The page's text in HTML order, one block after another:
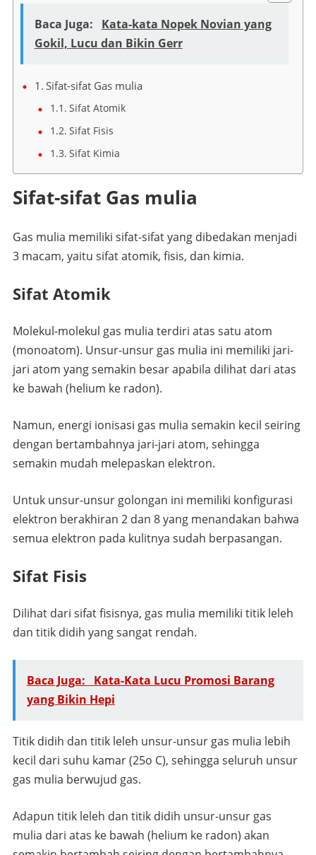
Baca Juga:
Kata-kata Nopek Novian yang
Gokil, Lucu dan Bikin Gerr
Sifat-sifat Gas mulia
Sifat Atomik
Sifat Fisis
Sifat Kimia
Sifat-sifat Gas mulia
Gas mulia memiliki sifat-sifat yang dibedakan menjadi
3 macam, yaitu sifat atomik, fisis, dan kimia.
Sifat Atomik
Molekul-molekul gas mulia terdiri atas satu atom
(monoatom). Unsur-unsur gas mulia ini memiliki jari-
jari atom yang semakin besar apabila dilihat dari atas
ke bawah (helium ke radon).
Namun, energi ionisasi gas mulia semakin kecil seiring
dengan bertambahnya jari-jari atom, sehingga
semakin mudah melepaskan elektron.
Untuk unsur-unsur golongan ini memiliki konfigurasi
elektron berakhiran 2 dan 8 yang menandakan bahwa
semua elektron pada kulitnya sudah berpasangan.
Sifat Fisis
Dilihat dari sifat fisisnya, gas mulia memiliki titik leleh
dan titik didih yang sangat rendah.
Baca Juga:
Kata-Kata Lucu Promosi Barang
yang Bikin Hepi
Titik didih dan titik leleh unsur-unsur gas mulia lebih
kecil dari suhu kamar (25o C), sehingga seluruh unsur
gas mulia berwujud gas.
Adapun titik leleh dan titik didih unsur-unsur gas
mulia dari atas ke bawah (helium ke radon) akan